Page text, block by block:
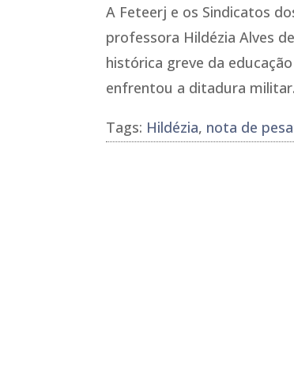
A Feteerj e os Sindicatos
professora Hildézia Alves
histórica greve da
enfrentou a ditadura
Tags: Hildézia, nota de